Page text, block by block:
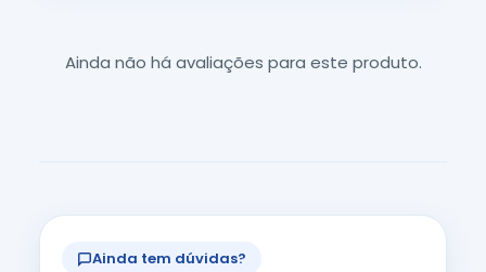
Ainda não há avaliações para este produto.
Ainda tem dúvidas?